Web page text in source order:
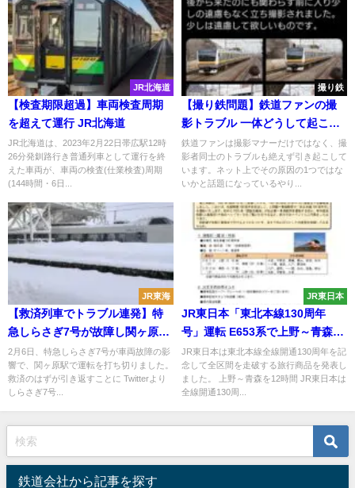
JR北海道
【検査期限超過】車両検査周期
を超えて運行 JR北海道
JR北海道は、2023年2月22日帯広駅12時
26分発釧路行き普通列車として運行を終
えた車両が、車両の検査(仕業検査)周期
(144時間・6日...
撮り鉄
【撮り鉄問題】鉄道ファンの撮
影トラブル 一体どうして起こる
のか 決定的瞬間がネットで話題
に
鉄道ファンは撮影マナーだけではなく、撮
影者同士のトラブルも絶えず引き起こして
います。ネット上でその原因の1つではな
いかと話題になっているやり...
JR東海
【救済列車でトラブル連発】特
急しらさぎ7号が故障し関ヶ原で
運転打ち切り 普通列車で引き返
すことに
2月6日、特急しらさぎ7号が車両故障の影
響で、関ヶ原駅で運転を打ち切りました。
救済のはずが引き返すことに Twitterより
しらさぎ7号...
JR東日本
JR東日本「東北本線130周年
号」運転 E653系で上野～青森を
12時間
JR東日本は東北本線全線開通130周年を記
念して全区間を走破する旅行商品を発表し
ました。 上野～青森を12時間 JR東日本は
全線開通130周...
鉄道会社から記事を探す